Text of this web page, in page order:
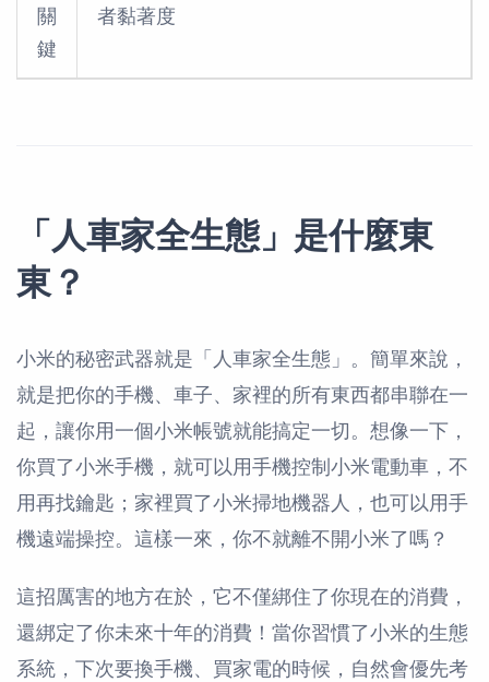
關
鍵
者黏著度
「人車家全生態」是什麼東
東？
小米的秘密武器就是「人車家全生態」。簡單來說，
就是把你的手機、車子、家裡的所有東西都串聯在一
起，讓你用一個小米帳號就能搞定一切。想像一下，
你買了小米手機，就可以用手機控制小米電動車，不
用再找鑰匙；家裡買了小米掃地機器人，也可以用手
機遠端操控。這樣一來，你不就離不開小米了嗎？
這招厲害的地方在於，它不僅綁住了你現在的消費，
還綁定了你未來十年的消費！當你習慣了小米的生態
系統，下次要換手機、買家電的時候，自然會優先考